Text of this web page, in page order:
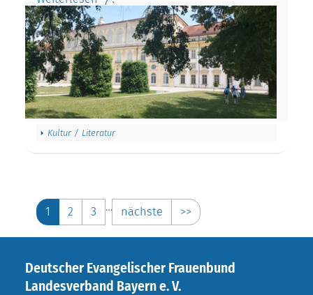
Kultur / Literatur
1 2 3 … nächste >>
Deutscher Evangelischer Frauenbund
Landesverband Bayern e. V.